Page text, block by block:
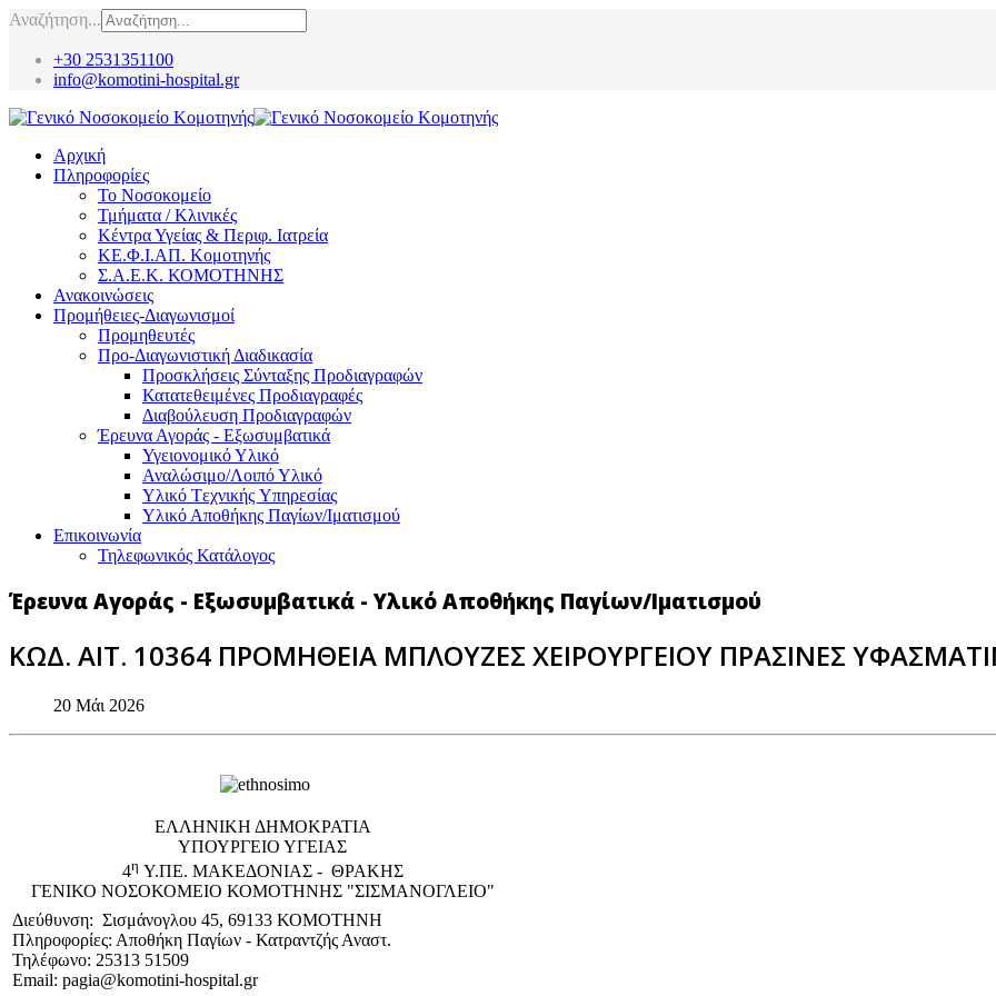
Αναζήτηση...
+30 2531351100
info@komotini-hospital.gr
Αρχική
Πληροφορίες
Το Νοσοκομείο
Τμήματα / Κλινικές
Κέντρα Υγείας & Περιφ. Ιατρεία
ΚΕ.Φ.Ι.ΑΠ. Κομοτηνής
Σ.Α.Ε.Κ. ΚΟΜΟΤΗΝΗΣ
Ανακοινώσεις
Προμήθειες-Διαγωνισμοί
Προμηθευτές
Προ-Διαγωνιστική Διαδικασία
Προσκλήσεις Σύνταξης Προδιαγραφών
Κατατεθειμένες Προδιαγραφές
Διαβούλευση Προδιαγραφών
Έρευνα Αγοράς - Εξωσυμβατικά
Υγειονομικό Υλικό
Αναλώσιμο/Λοιπό Υλικό
Υλικό Tεχνικής Yπηρεσίας
Υλικό Αποθήκης Παγίων/Ιματισμού
Επικοινωνία
Τηλεφωνικός Κατάλογος
Έρευνα Αγοράς - Εξωσυμβατικά - Υλικό Αποθήκης Παγίων/Ιματισμού
ΚΩΔ. ΑΙΤ. 10364 ΠΡΟΜΗΘΕΙΑ ΜΠΛΟΥΖΕΣ ΧΕΙΡΟΥΡΓΕΙΟΥ ΠΡΑΣΙΝΕΣ
20 Μάι 2026
EΛΛΗΝΙΚΗ ΔΗΜΟΚΡΑΤΙΑ
ΥΠΟΥΡΓΕΙΟ ΥΓΕΙΑΣ
4η Υ.ΠΕ. ΜΑΚΕΔΟΝΙΑΣ - ΘΡΑΚΗΣ
ΓΕΝΙΚΟ NΟΣΟΚΟΜΕΙΟ ΚΟΜΟΤΗΝΗΣ "ΣΙΣΜΑΝΟΓΛΕΙΟ"
Διεύθυνση: Σισμάνογλου 45, 69133 ΚΟΜΟΤΗΝΗ
Πληροφορίες: Αποθήκη Παγίων - Κατραντζής Αναστ.
Τηλέφωνο: 25313 51509
Email: pagia@komotini-hospital.gr